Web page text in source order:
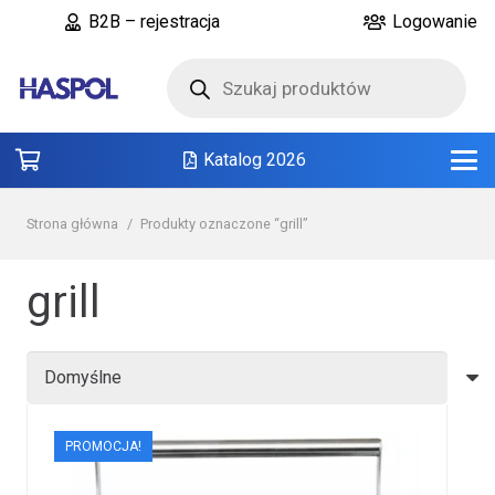
B2B – rejestracja Logowanie
produktów
Katalog 2026
Strona główna / Produkty oznaczone “grill”
grill
PROMOCJA!